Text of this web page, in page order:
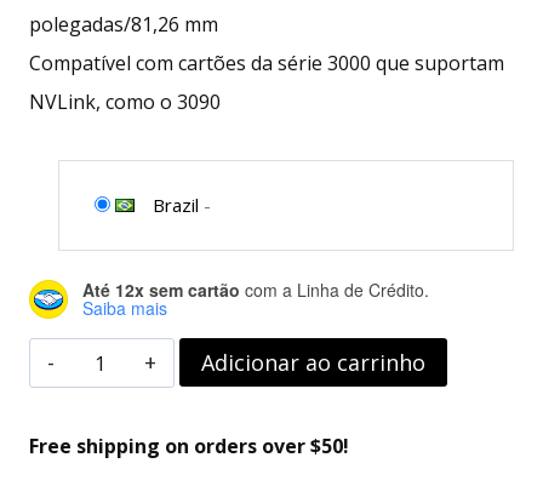
polegadas/81,26 mm
Compatível com cartões da série 3000 que suportam
NVLink, como o 3090
Brazil -
Até 12x sem cartão com a Linha de Crédito.
Saiba mais
NVIDIA
GeForce
RTX
Adicionar ao carrinho
Free shipping on orders over $50!